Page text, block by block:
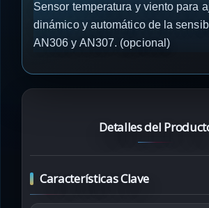
Sensor temperatura y viento para
dinámico y automático de la
AN306 y AN307. (opcional)
Detalles del
Características Clave